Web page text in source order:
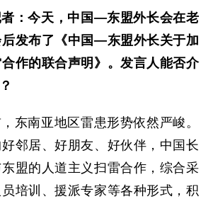
：今天，中国—东盟外长会在老
发布了《中国—东盟外长关于加
作的联合声明》。发言人能否介
东南亚地区雷患形势依然严峻。
邻居、好朋友、好伙伴，中国长
盟的人道主义扫雷合作，综合采
培训、援派专家等各种形式，积